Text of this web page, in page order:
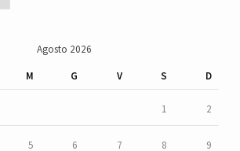
Agosto 2026
M G V S D
1 2
5 6 7 8 9